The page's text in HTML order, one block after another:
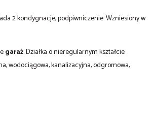
2 kondygnacje, podpiwniczenie. Wzniesiony w
garaż. Działka o nieregularnym kształcie
wodociągowa, kanalizacyjna, odgromowa,